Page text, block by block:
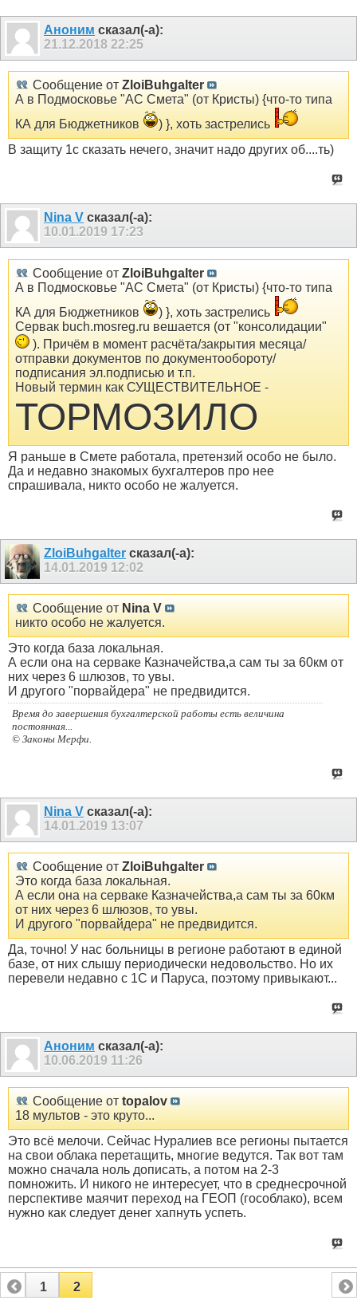
Аноним сказал(-а):
21.12.2018 22:25
Сообщение от ZloiBuhgalter
А в Подмоcковье "АС Смета" (от Кристы) {что-то типа
КА для Бюджетников
) }, хоть застрелись
В защиту 1с сказать нечего, значит надо других об....ть)
Nina V сказал(-а):
10.01.2019 17:23
Сообщение от ZloiBuhgalter
А в Подмоcковье "АС Смета" (от Кристы) {что-то типа
КА для Бюджетников
) }, хоть застрелись
Сервак buch.mosreg.ru вешается (от "консолидации"
). Причём в момент расчёта/закрытия месяца/
отправки документов по документообороту/
подписания эл.подписью и т.п.
Новый термин как СУЩЕСТВИТЕЛЬНОЕ -
ТОРМОЗИЛО
Я раньше в Смете работала, претензий особо не было.
Да и недавно знакомых бухгалтеров про нее
спрашивала, никто особо не жалуется.
ZloiBuhgalter сказал(-а):
14.01.2019 12:02
Сообщение от Nina V
никто особо не жалуется.
Это когда база локальная.
А если она на серваке Казначейства,а сам ты за 60км от
них через 6 шлюзов, то увы.
И другого "порвайдера" не предвидится.
Время до завершения бухгалтерской работы есть величина
постоянная...
© Законы Мерфи.
Nina V сказал(-а):
14.01.2019 13:07
Сообщение от ZloiBuhgalter
Это когда база локальная.
А если она на серваке Казначейства,а сам ты за 60км
от них через 6 шлюзов, то увы.
И другого "порвайдера" не предвидится.
Да, точно! У нас больницы в регионе работают в единой
базе, от них слышу периодически недовольство. Но их
перевели недавно с 1С и Паруса, поэтому привыкают...
Аноним сказал(-а):
10.06.2019 11:26
Сообщение от topalov
18 мультов - это круто...
Это всё мелочи. Сейчас Нуралиев все регионы пытается
на свои облака перетащить, многие ведутся. Так вот там
можно сначала ноль дописать, а потом на 2-3
помножить. И никого не интересует, что в среднесрочной
перспективе маячит переход на ГЕОП (гособлако), всем
нужно как следует денег хапнуть успеть.
1 2